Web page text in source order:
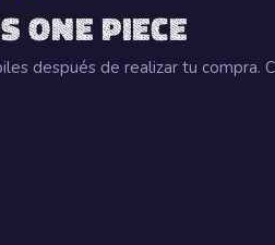
ONE PIECE
después de realizar tu compra.